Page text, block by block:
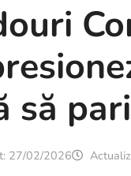
să
27/02/2026